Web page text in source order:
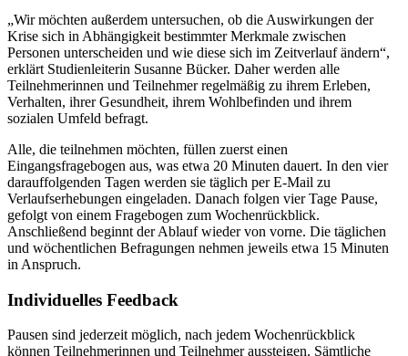
„Wir möchten außerdem untersuchen, ob die Auswirkungen der
Krise sich in Abhängigkeit bestimmter Merkmale zwischen
Personen unterscheiden und wie diese sich im Zeitverlauf ändern“,
erklärt Studienleiterin Susanne Bücker. Daher werden alle
Teilnehmerinnen und Teilnehmer regelmäßig zu ihrem Erleben,
Verhalten, ihrer Gesundheit, ihrem Wohlbefinden und ihrem
sozialen Umfeld befragt.
Alle, die teilnehmen möchten, füllen zuerst einen
Eingangsfragebogen aus, was etwa 20 Minuten dauert. In den vier
darauffolgenden Tagen werden sie täglich per E-Mail zu
Verlaufserhebungen eingeladen. Danach folgen vier Tage Pause,
gefolgt von einem Fragebogen zum Wochenrückblick.
Anschließend beginnt der Ablauf wieder von vorne. Die täglichen
und wöchentlichen Befragungen nehmen jeweils etwa 15 Minuten
in Anspruch.
Individuelles Feedback
Pausen sind jederzeit möglich, nach jedem Wochenrückblick
können Teilnehmerinnen und Teilnehmer aussteigen. Sämtliche